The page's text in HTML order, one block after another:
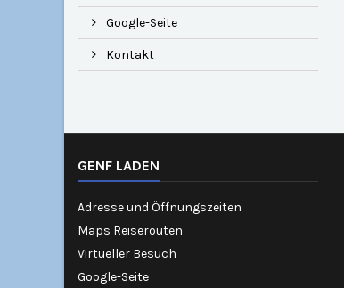
Google-Seite
Kontakt
GENF LADEN
Adresse und Öffnungszeiten
Maps Reiserouten
Virtueller Besuch
Google-Seite